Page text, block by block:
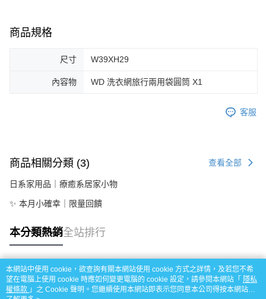
商品規格
尺寸 W39XH29
內容物 WD 洗衣網旅行兩用袋圓筒 X1
客服
商品相關分類 (3) 查看全部
日系家用品｜療癒系居家小物
✨ 本月小確幸｜限量回饋
本分類熱銷全站排行
熱門標籤
本網站中使用 cookie，欲查詢有關本網站使用 cookie 方式之詳情，及若您不希
望在電腦上使用 cookie 時應如何變更電腦的 cookie 設定，請參閱本網站「 隱私
權條款 」之 Cookie 聲明。您繼續使用本網站即表示您同意本公司得按本網站使